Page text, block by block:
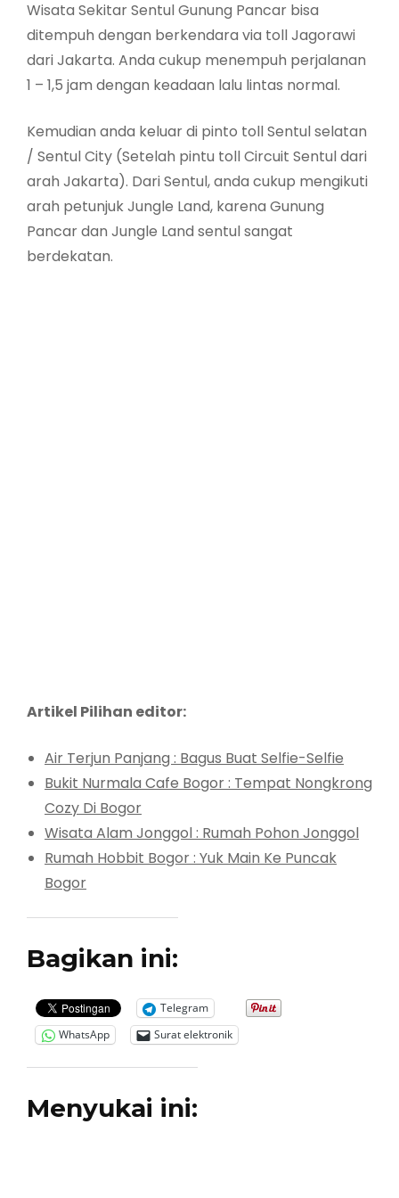
Wisata Sekitar Sentul Gunung Pancar bisa
ditempuh dengan berkendara via toll Jagorawi
dari Jakarta. Anda cukup menempuh perjalanan
1 – 1,5 jam dengan keadaan lalu lintas normal.
Kemudian anda keluar di pinto toll Sentul selatan
/ Sentul City (Setelah pintu toll Circuit Sentul dari
arah Jakarta). Dari Sentul, anda cukup mengikuti
arah petunjuk Jungle Land, karena Gunung
Pancar dan Jungle Land sentul sangat
berdekatan.
Artikel Pilihan editor:
Air Terjun Panjang : Bagus Buat Selfie-Selfie
Bukit Nurmala Cafe Bogor : Tempat Nongkrong
Cozy Di Bogor
Wisata Alam Jonggol : Rumah Pohon Jonggol
Rumah Hobbit Bogor : Yuk Main Ke Puncak
Bogor
Bagikan ini:
Telegram
WhatsApp
Surat elektronik
Menyukai ini: